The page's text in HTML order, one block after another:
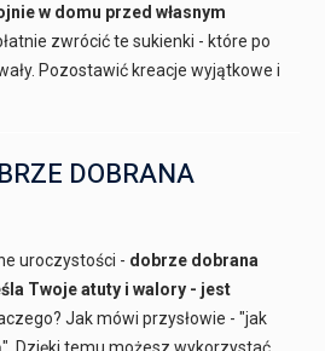
w domu przed własnym
zwrócić te sukienki - które po
Pozostawić kreacje wyjątkowe i
DOBRANA
uroczystości - dobrze dobrana
Twoje atuty i walory - jest
Jak mówi przysłowie - "jak